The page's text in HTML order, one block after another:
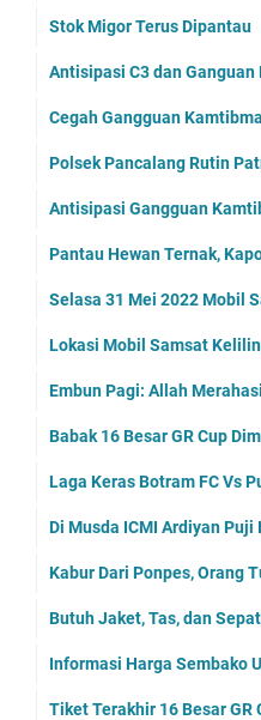
Stok Migor Terus Dipantau
Antisipasi C3 dan
Cegah Gangguan
Polsek Pancalang Rutin
Antisipasi Gangguan
Pantau Hewan Ternak,
Selasa 31 Mei 2022 Mobil
Lokasi Mobil Samsat
Embun Pagi: Allah
Babak 16 Besar GR Cup
Laga Keras Botram FC Vs
Di Musda ICMI Ardiyan Puji
Kabur Dari Ponpes, Orang
Butuh Jaket, Tas, dan
Informasi Harga Sembako
Tiket Terakhir 16 Besar GR